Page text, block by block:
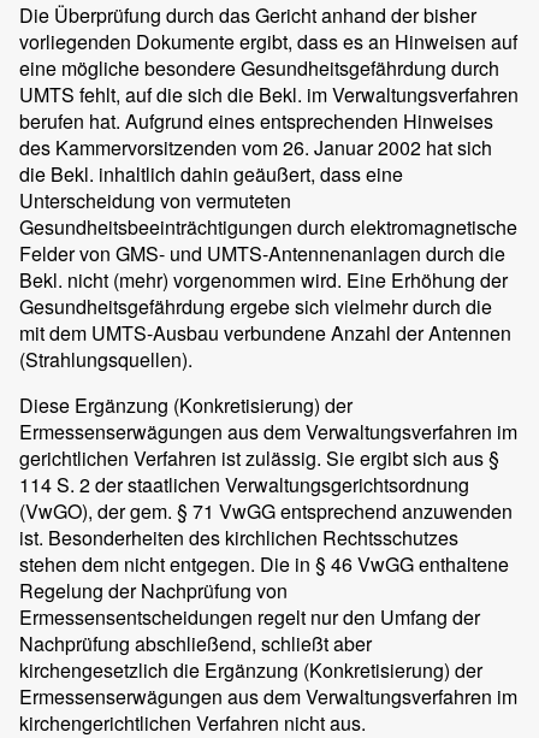
Die Überprüfung durch das Gericht anhand der bisher
vorliegenden Dokumente ergibt, dass es an Hinweisen auf
eine mögliche besondere Gesundheitsgefährdung durch
UMTS fehlt, auf die sich die Bekl. im Verwaltungsverfahren
berufen hat. Aufgrund eines entsprechenden Hinweises
des Kammervorsitzenden vom 26. Januar 2002 hat sich
die Bekl. inhaltlich dahin geäußert, dass eine
Unterscheidung von vermuteten
Gesundheitsbeeinträchtigungen durch elektromagnetische
Felder von GMS- und UMTS-Antennenanlagen durch die
Bekl. nicht (mehr) vorgenommen wird. Eine Erhöhung der
Gesundheitsgefährdung ergebe sich vielmehr durch die
mit dem UMTS-Ausbau verbundene Anzahl der Antennen
(Strahlungsquellen).
Diese Ergänzung (Konkretisierung) der
Ermessenserwägungen aus dem Verwaltungsverfahren im
gerichtlichen Verfahren ist zulässig. Sie ergibt sich aus §
114 S. 2 der staatlichen Verwaltungsgerichtsordnung
(VwGO), der gem. § 71 VwGG entsprechend anzuwenden
ist. Besonderheiten des kirchlichen Rechtsschutzes
stehen dem nicht entgegen. Die in § 46 VwGG enthaltene
Regelung der Nachprüfung von
Ermessensentscheidungen regelt nur den Umfang der
Nachprüfung abschließend, schließt aber
kirchengesetzlich die Ergänzung (Konkretisierung) der
Ermessenserwägungen aus dem Verwaltungsverfahren im
kirchengerichtlichen Verfahren nicht aus.